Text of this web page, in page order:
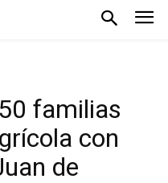
familias
con
de